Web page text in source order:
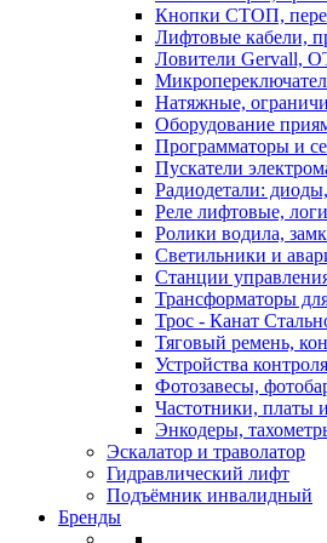
Кнопки СТОП,
Лифтовые кабели,
Ловители Gervall,
Натяжные,
Оборудование
Программаторы и
Пускатели
Радиодетали:
Реле лифтовые,
Ролики водила,
Светильники и
Станции
Трансформаторы
Трос - Канат
Тяговый ремень,
Устройства
Фотозавесы,
Частотники, платы
Энкодеры,
Эскалатор и траволатор
Гидравлический лифт
Подъёмник инвалидный
Бренды